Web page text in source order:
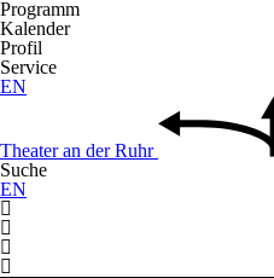
Programm
Kalender
Profil
Service
EN
Theateran derRuhr
Suche
EN



